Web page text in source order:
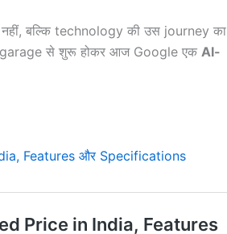
बल्कि technology की उस journey का
garage से शुरू होकर आज Google एक AI-
Features और Specifications